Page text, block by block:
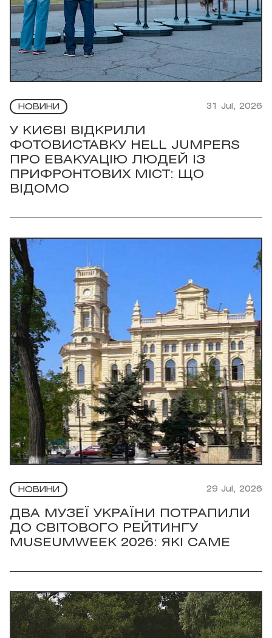
НОВИНИ 31 Jul, 2026
У КИЄВІ ВІДКРИЛИ
ФОТОВИСТАВКУ HELL JUMPERS
ПРО ЕВАКУАЦІЮ ЛЮДЕЙ ІЗ
ПРИФРОНТОВИХ МІСТ: ЩО
ВІДОМО
НОВИНИ 29 Jul, 2026
ДВА МУЗЕЇ УКРАЇНИ ПОТРАПИЛИ
ДО СВІТОВОГО РЕЙТИНГУ
MUSEUMWEEK 2026: ЯКІ САМЕ